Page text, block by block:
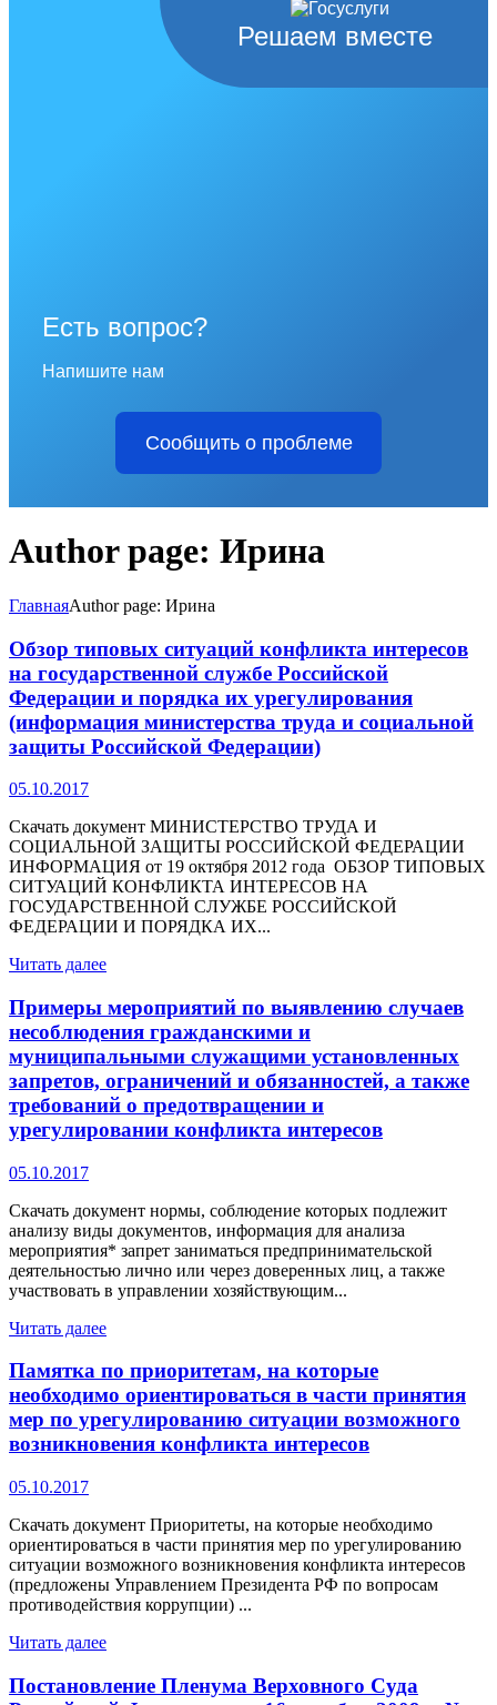
Решаем вместе
Есть вопрос?
Напишите нам
Сообщить о проблеме
Author page: Ирина
ГлавнаяAuthor page: Ирина
Обзор типовых ситуаций конфликта интересов
на государственной службе Российской
Федерации и порядка их урегулирования
(информация министерства труда и социальной
защиты Российской Федерации)
05.10.2017
Скачать документ МИНИСТЕРСТВО ТРУДА И
СОЦИАЛЬНОЙ ЗАЩИТЫ РОССИЙСКОЙ ФЕДЕРАЦИИ
ИНФОРМАЦИЯ от 19 октября 2012 года ОБЗОР ТИПОВЫХ
СИТУАЦИЙ КОНФЛИКТА ИНТЕРЕСОВ НА
ГОСУДАРСТВЕННОЙ СЛУЖБЕ РОССИЙСКОЙ
ФЕДЕРАЦИИ И ПОРЯДКА ИХ...
Читать далее
Примеры мероприятий по выявлению случаев
несоблюдения гражданскими и
муниципальными служащими установленных
запретов, ограничений и обязанностей, а также
требований о предотвращении и
урегулировании конфликта интересов
05.10.2017
Скачать документ нормы, соблюдение которых подлежит
анализу виды документов, информация для анализа
мероприятия* запрет заниматься предпринимательской
деятельностью лично или через доверенных лиц, а также
участвовать в управлении хозяйствующим...
Читать далее
Памятка по приоритетам, на которые
необходимо ориентироваться в части принятия
мер по урегулированию ситуации возможного
возникновения конфликта интересов
05.10.2017
Скачать документ Приоритеты, на которые необходимо
ориентироваться в части принятия мер по урегулированию
ситуации возможного возникновения конфликта интересов
(предложены Управлением Президента РФ по вопросам
противодействия коррупции) ...
Читать далее
Постановление Пленума Верховного Суда